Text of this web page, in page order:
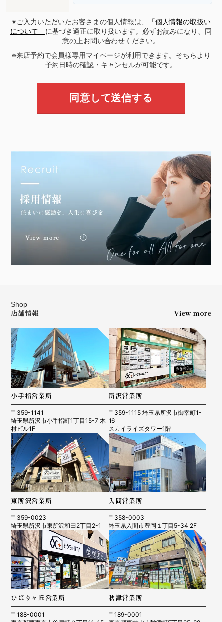
※ご入力いただいたお客さまの個人情報は、
「個人情報の取扱い
について」 に基づき適正に取り扱います。必ずお読みになり、同
意の上お問い合わせください。
※来店予約で会員様専用マイページが利用できます。そちらより
予約日時の確認・キャンセルが可能です。
Shop
店舗情報 View more
小手指営業所
〒359-1141
埼玉県所沢市小手指町1丁目15-7 木
村ビル1F
所沢営業所
〒359-1115 埼玉県所沢市御幸町1-
16
スカイライズタワー1階
東所沢営業所
〒359-0023
埼玉県所沢市東所沢和田2丁目2-1
入間営業所
〒358-0003
埼玉県入間市豊岡１丁目5-34 2F
ひばりヶ丘営業所
〒188-0001
秋津営業所
〒189-0001